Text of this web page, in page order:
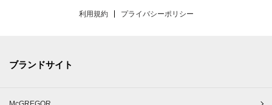
利用規約 プライバシーポリシー
ブランドサイト